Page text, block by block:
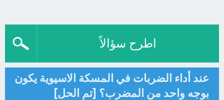
اطرح سؤالاً
عند أداء الضربات في المسكة الاسيوية يكون
بوجه واحد من المضرب؟ [تم الحل]